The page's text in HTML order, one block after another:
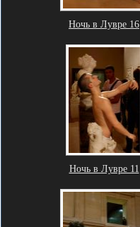
Ночь в Лувре 16
Ночь в Лувре 11